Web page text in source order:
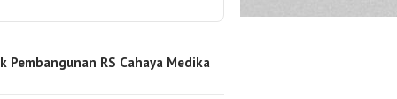
Pembangunan RS Cahaya Medika